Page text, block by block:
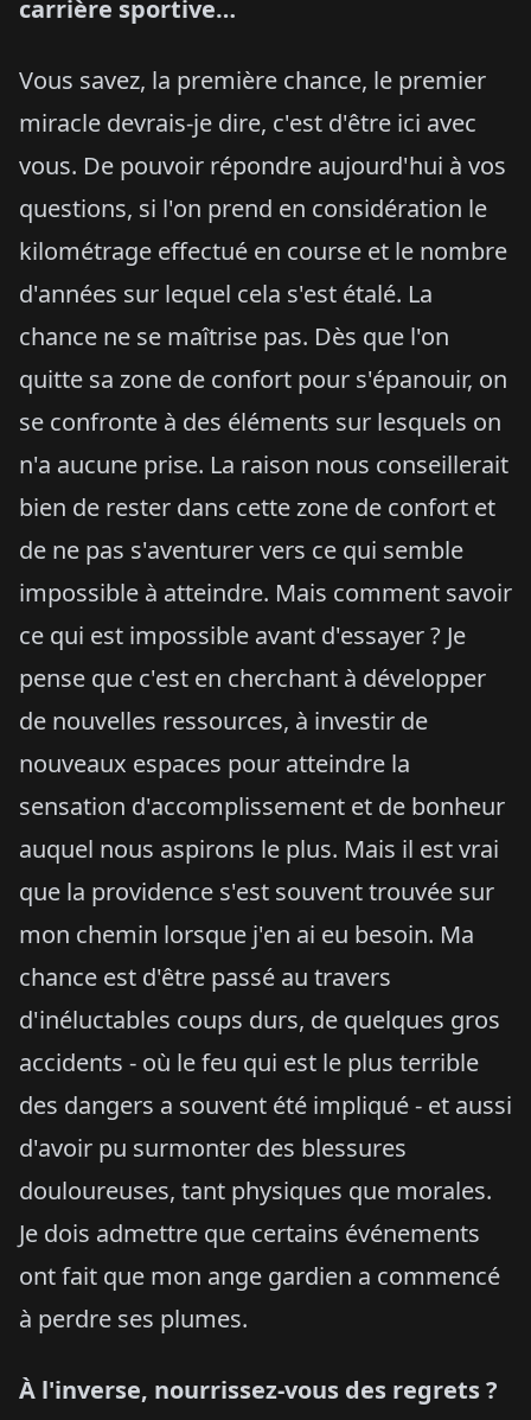
carrière sportive…
Vous savez, la première chance, le premier
miracle devrais-je dire, c'est d'être ici avec
vous. De pouvoir répondre aujourd'hui à vos
questions, si l'on prend en considération le
kilométrage effectué en course et le nombre
d'années sur lequel cela s'est étalé. La
chance ne se maîtrise pas. Dès que l'on
quitte sa zone de confort pour s'épanouir, on
se confronte à des éléments sur lesquels on
n'a aucune prise. La raison nous conseillerait
bien de rester dans cette zone de confort et
de ne pas s'aventurer vers ce qui semble
impossible à atteindre. Mais comment savoir
ce qui est impossible avant d'essayer ? Je
pense que c'est en cherchant à développer
de nouvelles ressources, à investir de
nouveaux espaces pour atteindre la
sensation d'accomplissement et de bonheur
auquel nous aspirons le plus. Mais il est vrai
que la providence s'est souvent trouvée sur
mon chemin lorsque j'en ai eu besoin. Ma
chance est d'être passé au travers
d'inéluctables coups durs, de quelques gros
accidents - où le feu qui est le plus terrible
des dangers a souvent été impliqué - et aussi
d'avoir pu surmonter des blessures
douloureuses, tant physiques que morales.
Je dois admettre que certains événements
ont fait que mon ange gardien a commencé
à perdre ses plumes.
À l'inverse, nourrissez-vous des regrets ?